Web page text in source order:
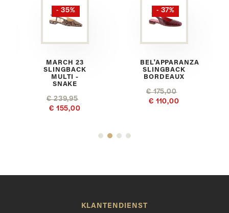
- 35%
MARCH 23
SLINGBACK
MULTI -
SNAKE
€ 239,95
€ 155,00
- 37%
BEL'APPARANZA
SLINGBACK
BORDEAUX
€ 175,00
€ 110,00
KLANTENDIENST